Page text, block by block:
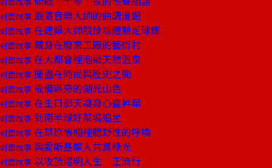
封面故事 跟隨音樂大師的曲調漫遊
封面故事 在建築大師競技場體驗足球瘋
封面故事 藏身在廢棄工廠的藝術村
封面故事 在大都會裡泡最天然溫泉
封面故事 擺盪在時尚與歷史之間
封面故事 戒備區旁的湖光山色
封面故事 在生日那天讓身心靈昇華
封面故事 到南半球好萊塢追星
封面故事 在草原帳棚裡聽野性的呼喚
封面故事 與愛斯基摩人共賞綠光
封面故事 以攻頂證明人生 正流行